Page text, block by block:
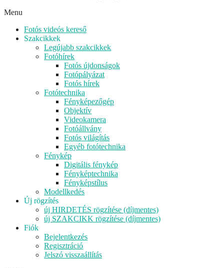
Menu
Fotós videós kereső
Szakcikkek
Legújabb szakcikkek
Fotóhírek
Fotós újdonságok
Fotópályázat
Fotós hírek
Fotótechnika
Fényképezőgép
Objektív
Videokamera
Fotóállvány
Fotós világítás
Egyéb fotótechnika
Fénykép
Digitális fénykép
Fényképtechnika
Fényképstílus
Modellkedés
Új rögzítés
új HIRDETÉS rögzítése (díjmentes)
új SZAKCIKK rögzítése (díjmentes)
Fiók
Bejelentkezés
Regisztráció
Jelszó visszaállítás